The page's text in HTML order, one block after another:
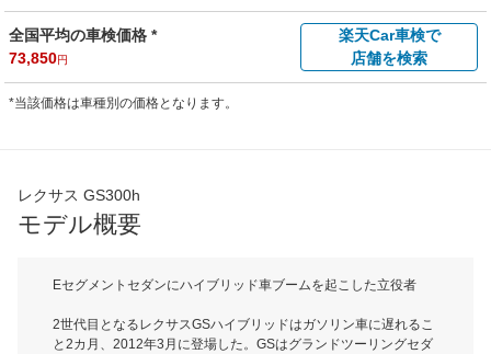
全国平均の車検価格 *
73,850円
楽天Car車検で
店舗を検索
*当該価格は車種別の価格となります。
レクサス GS300h
モデル概要
Eセグメントセダンにハイブリッド車ブームを起こした立役者
2世代目となるレクサスGSハイブリッドはガソリン車に遅れるこ
と2カ月、2012年3月に登場した。GSはグランドツーリングセダ